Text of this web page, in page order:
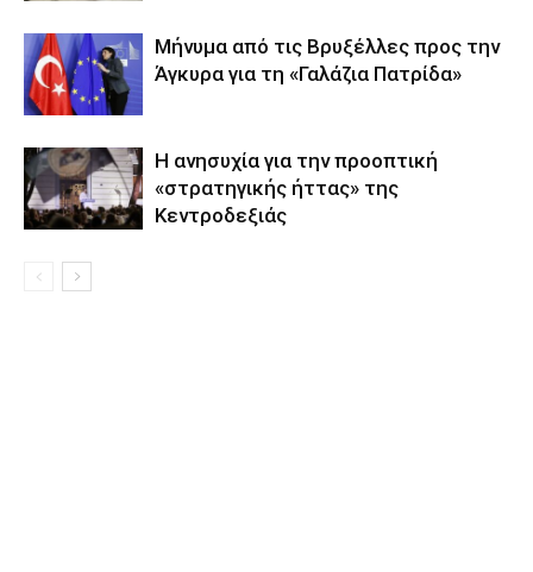
Μήνυμα από τις Βρυξέλλες προς την
Άγκυρα για τη «Γαλάζια Πατρίδα»
Η ανησυχία για την προοπτική
«στρατηγικής ήττας» της
Κεντροδεξιάς